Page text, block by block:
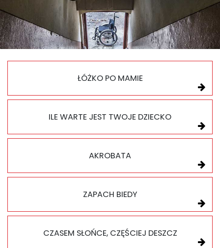
ŁÓŻKO PO MAMIE
ILE WARTE JEST TWOJE DZIECKO
AKROBATA
ZAPACH BIEDY
CZASEM SŁOŃCE, CZĘŚCIEJ DESZCZ